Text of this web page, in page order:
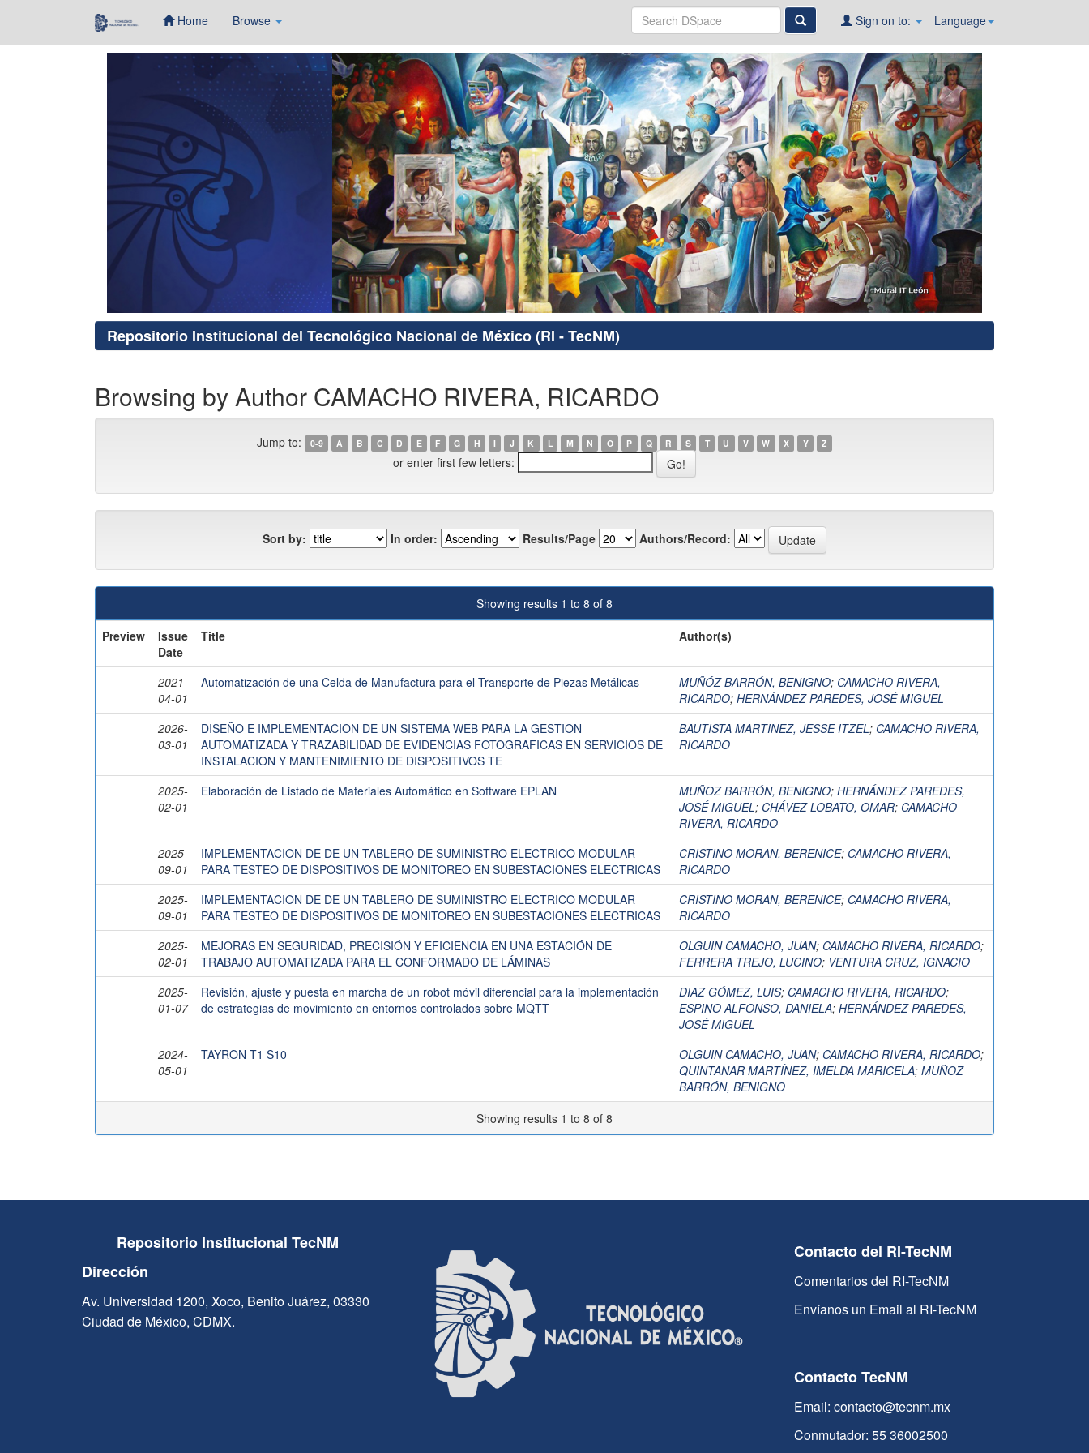
Home Browse Language
Sign on to:
Repositorio Institucional del Tecnológico Nacional de México (RI - TecNM)
Browsing by Author CAMACHO RIVERA, RICARDO
Jump to: 0-9 A B C D E F G H I J K L M N O P Q R S T U V W X Y Z
or enter first few letters:
Sort by: In order: Results/Page Authors/Record:
Showing results 1 to 8 of 8
Preview
Issue
Date
Title Author(s)
2021-
04-01
Automatización de una Celda de Manufactura para el Transporte de Piezas Metálicas MUÑÓZ BARRÓN, BENIGNO; CAMACHO RIVERA,
RICARDO; HERNÁNDEZ PAREDES, JOSÉ MIGUEL
2026-
03-01
DISEÑO E IMPLEMENTACION DE UN SISTEMA WEB PARA LA GESTION
AUTOMATIZADA Y TRAZABILIDAD DE EVIDENCIAS FOTOGRAFICAS EN SERVICIOS DE
INSTALACION Y MANTENIMIENTO DE DISPOSITIVOS TE
BAUTISTA MARTINEZ, JESSE ITZEL; CAMACHO RIVERA,
RICARDO
2025-
02-01
Elaboración de Listado de Materiales Automático en Software EPLAN MUÑOZ BARRÓN, BENIGNO; HERNÁNDEZ PAREDES,
JOSÉ MIGUEL; CHÁVEZ LOBATO, OMAR; CAMACHO
RIVERA, RICARDO
2025-
09-01
IMPLEMENTACION DE DE UN TABLERO DE SUMINISTRO ELECTRICO MODULAR
PARA TESTEO DE DISPOSITIVOS DE MONITOREO EN SUBESTACIONES ELECTRICAS
CRISTINO MORAN, BERENICE; CAMACHO RIVERA,
RICARDO
2025-
09-01
IMPLEMENTACION DE DE UN TABLERO DE SUMINISTRO ELECTRICO MODULAR
PARA TESTEO DE DISPOSITIVOS DE MONITOREO EN SUBESTACIONES ELECTRICAS
CRISTINO MORAN, BERENICE; CAMACHO RIVERA,
RICARDO
2025-
02-01
MEJORAS EN SEGURIDAD, PRECISIÓN Y EFICIENCIA EN UNA ESTACIÓN DE
TRABAJO AUTOMATIZADA PARA EL CONFORMADO DE LÁMINAS
OLGUIN CAMACHO, JUAN; CAMACHO RIVERA, RICARDO;
FERRERA TREJO, LUCINO; VENTURA CRUZ, IGNACIO
2025-
01-07
Revisión, ajuste y puesta en marcha de un robot móvil diferencial para la implementación
de estrategias de movimiento en entornos controlados sobre MQTT
DIAZ GÓMEZ, LUIS; CAMACHO RIVERA, RICARDO;
ESPINO ALFONSO, DANIELA; HERNÁNDEZ PAREDES,
JOSÉ MIGUEL
2024-
05-01
TAYRON T1 S10 OLGUIN CAMACHO, JUAN; CAMACHO RIVERA, RICARDO;
QUINTANAR MARTÍNEZ, IMELDA MARICELA; MUÑOZ
BARRÓN, BENIGNO
Showing results 1 to 8 of 8
Repositorio Institucional TecNM
Dirección
Av. Universidad 1200, Xoco, Benito Juárez, 03330
Ciudad de México, CDMX.
Contacto del RI-TecNM
Comentarios del RI-TecNM
Envíanos un Email al RI-TecNM
Contacto TecNM
Email: contacto@tecnm.mx
Conmutador: 55 36002500